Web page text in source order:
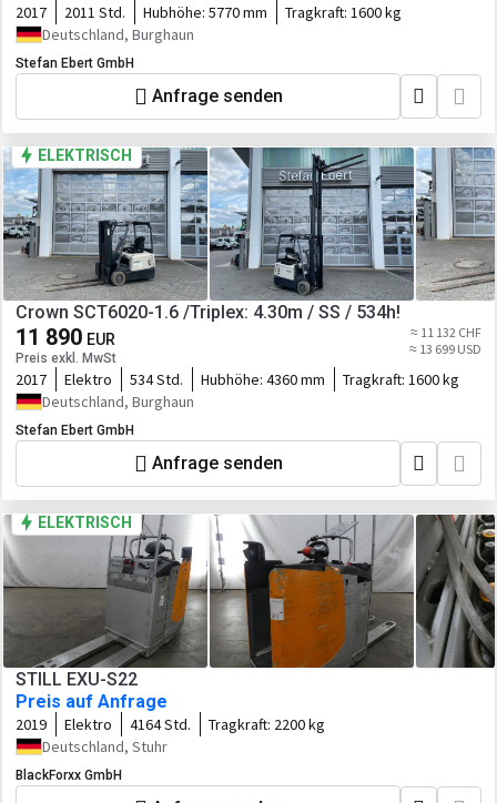
2017 2011 Std. Hubhöhe: 5770 mm Tragkraft: 1600 kg
Deutschland, Burghaun
Stefan Ebert GmbH
Anfrage senden
ELEKTRISCH
Crown SCT6020-1.6 /Triplex: 4.30m / SS / 534h!
11 890 EUR
Preis exkl. MwSt
≈ 11 132 CHF
≈ 13 699 USD
2017 Elektro 534 Std. Hubhöhe: 4360 mm Tragkraft: 1600 kg
Deutschland, Burghaun
Stefan Ebert GmbH
Anfrage senden
ELEKTRISCH
STILL EXU-S22
Preis auf Anfrage
2019 Elektro 4164 Std. Tragkraft: 2200 kg
Deutschland, Stuhr
BlackForxx GmbH